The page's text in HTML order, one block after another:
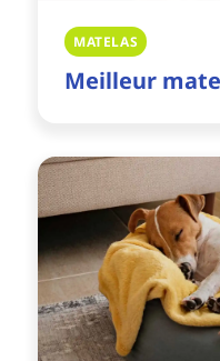
MATELAS
Meilleur